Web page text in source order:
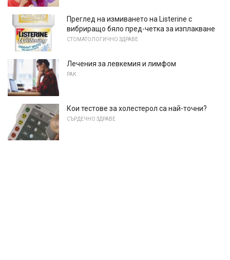
Преглед на измиването на Listerine с
вибриращо бяло пред-четка за изплакване
СТОМАТОЛОГИЧНО ЗДРАВЕ
Лечения за левкемия и лимфом
РАК
Кои тестове за холестерол са най-точни?
СЪРДЕЧНО ЗДРАВЕ